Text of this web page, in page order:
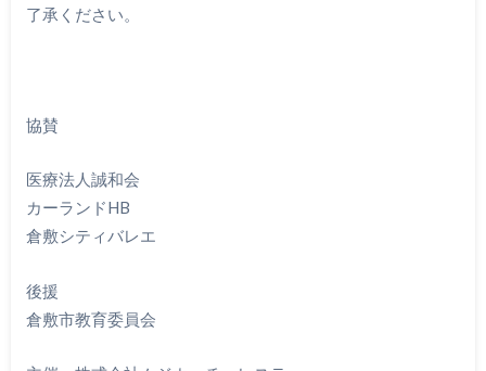
了承ください。
協賛
医療法人誠和会
カーランドHB
倉敷シティバレエ
後援
倉敷市教育委員会